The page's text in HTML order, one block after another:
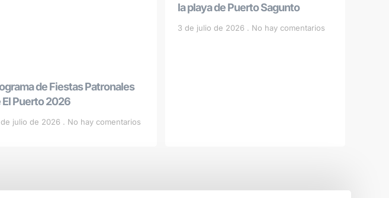
de Fiestas Patronales
El Puerto 2026
julio de 2026 No hay comentarios
la playa de Puerto Sagunto
3 de julio de 2026 No hay comentarios